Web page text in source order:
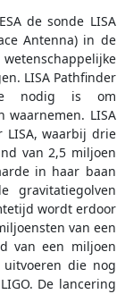
de sonde LISA
Antenna) in de
LISA Pathfinder
nodig is om
LISA
LISA, waarbij drie
van 2,5 miljoen
in haar baan
gravitatiegolven
wordt erdoor
van een
van een miljoen
uitvoeren die nog
De lancering